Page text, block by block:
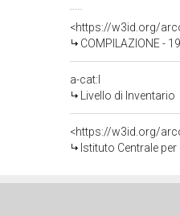
<https://w3id.org/
COMPILAZIONE -
a-cat:I
Livello di Inventario
<https://w3id.org/
Istituto Centrale